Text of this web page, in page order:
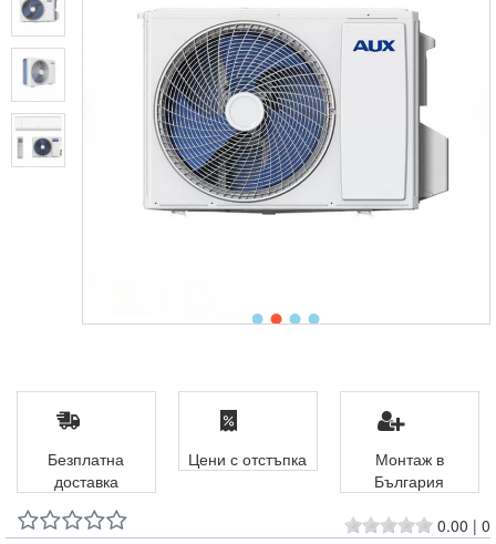
0.00 | 0
Безплатна
доставка
Цени с отстъпка
Монтаж в
България